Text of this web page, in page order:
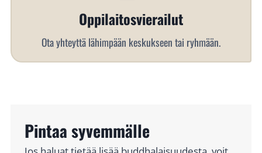
Oppilaitosvierailut
Ota yhteyttä lähimpään keskukseen tai ryhmään.
Pintaa syvemmälle